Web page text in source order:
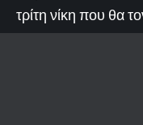
τρίτη νίκη που θα